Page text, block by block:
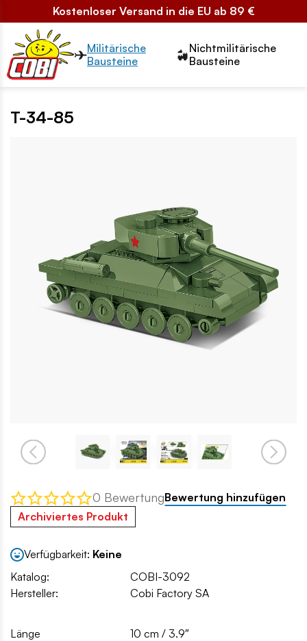
Kostenloser Versand in die EU ab 89 €
Przełącznik segmentów2
Militärische
Bausteine
Nichtmilitärische
Bausteine
T-34-85
0 BewertungBewertung hinzufügen
Archiviertes Produkt
Verfügbarkeit: Keine
Katalog:
COBI-3092
Hersteller:
Cobi Factory SA
Länge
10 cm / 3.9″